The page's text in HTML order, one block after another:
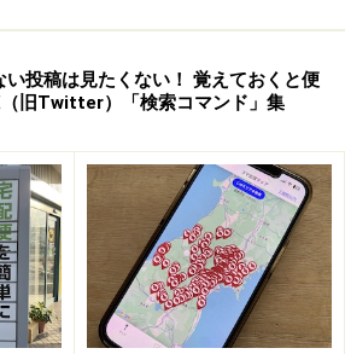
人で予定を共有できるスケジュール
作った予定」「パートナーが作っ
レンダーをひとつに集約して表示
い投稿は見たくない！ 覚えておくと便
旧Twitter）「検索コマンド」集